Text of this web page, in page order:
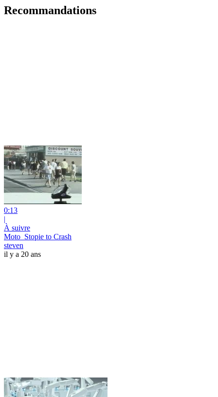
Recommandations
0:13
|
À suivre
Moto_Stopie to Crash
steven
il y a 20 ans